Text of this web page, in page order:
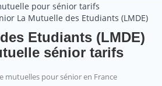
pour sénior tarifs
La Mutuelle des Etudiants (LMDE)
Etudiants (LMDE)
sénior tarifs
mutuelles pour sénior en France